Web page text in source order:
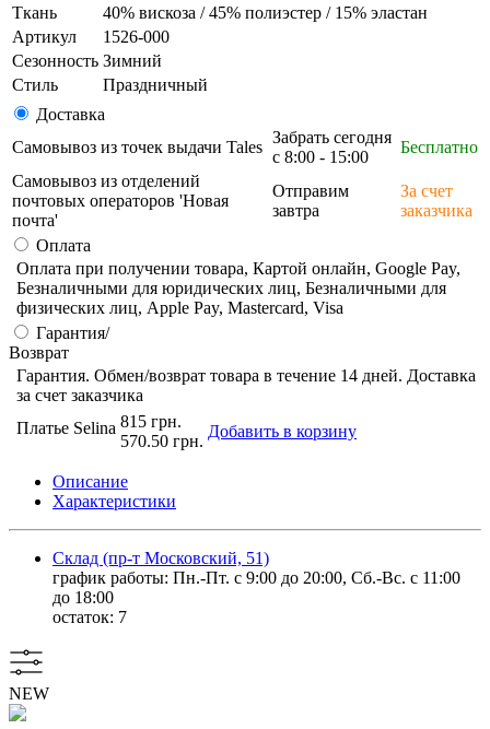
Ткань
40% вискоза / 45% полиэстер / 15% эластан
Артикул
1526-000
Сезонность Зимний
Стиль
Праздничный
Доставка
Самовывоз из точек выдачи Tales
Забрать сегодня
с 8:00 - 15:00
Бесплатно
Самовывоз из отделений
почтовых операторов 'Новая
почта'
Отправим
завтра
За счет
заказчика
Оплата
Оплата при получении товара, Картой онлайн, Google Pay,
Безналичными для юридических лиц, Безналичными для
физических лиц, Apple Pay, Mastercard, Visa
Гарантия/
Возврат
Гарантия. Обмен/возврат товара в течение 14 дней. Доставка
за счет заказчика
Платье Selina 815 грн.
570.50 грн.
Добавить в корзину
Описание
Характеристики
Склад (пр-т Московский, 51)
график работы: Пн.-Пт. с 9:00 до 20:00, Сб.-Вс. с 11:00
до 18:00
остаток: 7
NEW